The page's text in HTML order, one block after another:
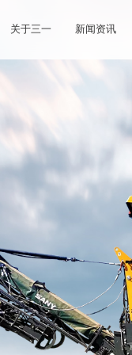
关于三一 新闻资讯